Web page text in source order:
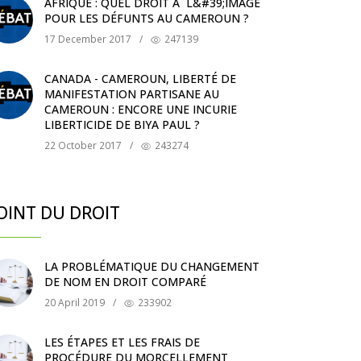
POUR LES DÉFUNTS AU CAMEROUN ?
17 December 2017 / 247139
CANADA - CAMEROUN, LIBERTÉ DE
MANIFESTATION PARTISANE AU
CAMEROUN : ENCORE UNE INCURIE
LIBERTICIDE DE BIYA PAUL ?
22 October 2017 / 243274
DU DROIT
LA PROBLÉMATIQUE DU CHANGEMENT
DE NOM EN DROIT COMPARÉ
20 April 2019 / 233902
LES ÉTAPES ET LES FRAIS DE
PROCÉDURE DU MORCELLEMENT